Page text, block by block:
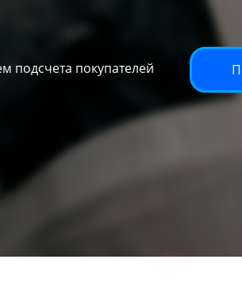
подсчета покупателей